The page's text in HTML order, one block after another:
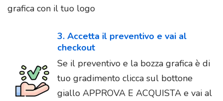
grafica con il tuo logo
3. Accetta il preventivo e vai al
checkout
Se il preventivo e la bozza grafica è di
tuo gradimento clicca sul bottone
giallo APPROVA E ACQUISTA e vai al